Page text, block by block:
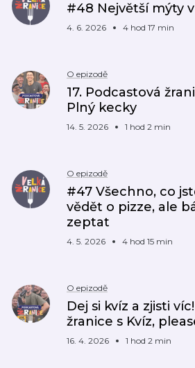
#48 Největší mýty
4. 6. 2026 4 hod 17 min
O epizodě
17. Podcastová
Plný kecky
14. 5. 2026 1 hod 2 min
O epizodě
#47 Všechno, co
vědět o pizze, ale
zeptat
4. 5. 2026 4 hod 15 min
O epizodě
Dej si kvíz a zjisti
žranice s Kvíz,
16. 4. 2026 1 hod 2 min